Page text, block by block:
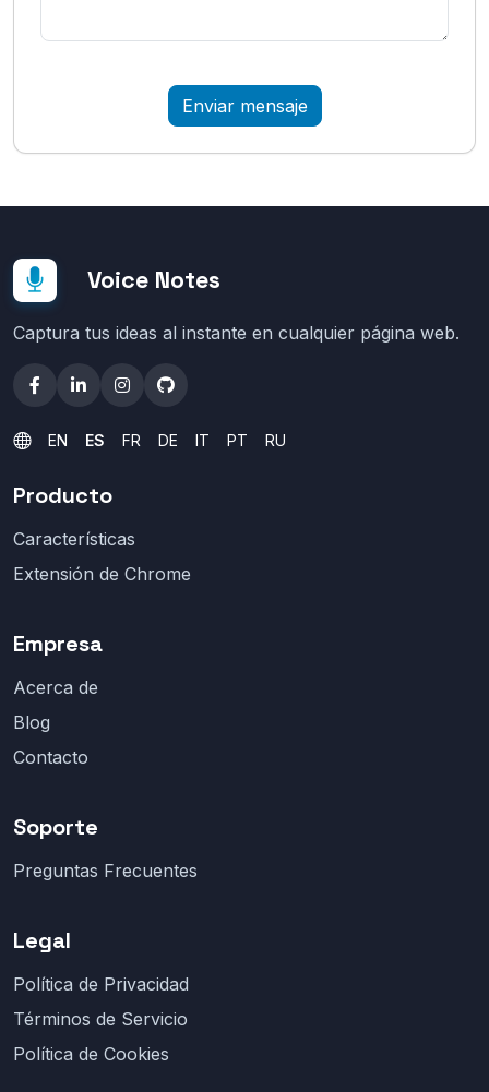
Enviar mensaje
Voice Notes
Captura tus ideas al instante en cualquier página web.
EN ES FR DE IT PT RU
Producto
Características
Extensión de Chrome
Empresa
Acerca de
Blog
Contacto
Soporte
Preguntas Frecuentes
Legal
Política de Privacidad
Términos de Servicio
Política de Cookies